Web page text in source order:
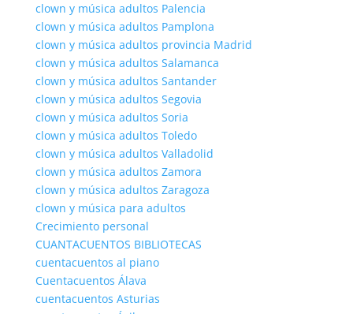
clown y música adultos Palencia
clown y música adultos Pamplona
clown y música adultos provincia Madrid
clown y música adultos Salamanca
clown y música adultos Santander
clown y música adultos Segovia
clown y música adultos Soria
clown y música adultos Toledo
clown y música adultos Valladolid
clown y música adultos Zamora
clown y música adultos Zaragoza
clown y música para adultos
Crecimiento personal
CUANTACUENTOS BIBLIOTECAS
cuentacuentos al piano
Cuentacuentos Álava
cuentacuentos Asturias